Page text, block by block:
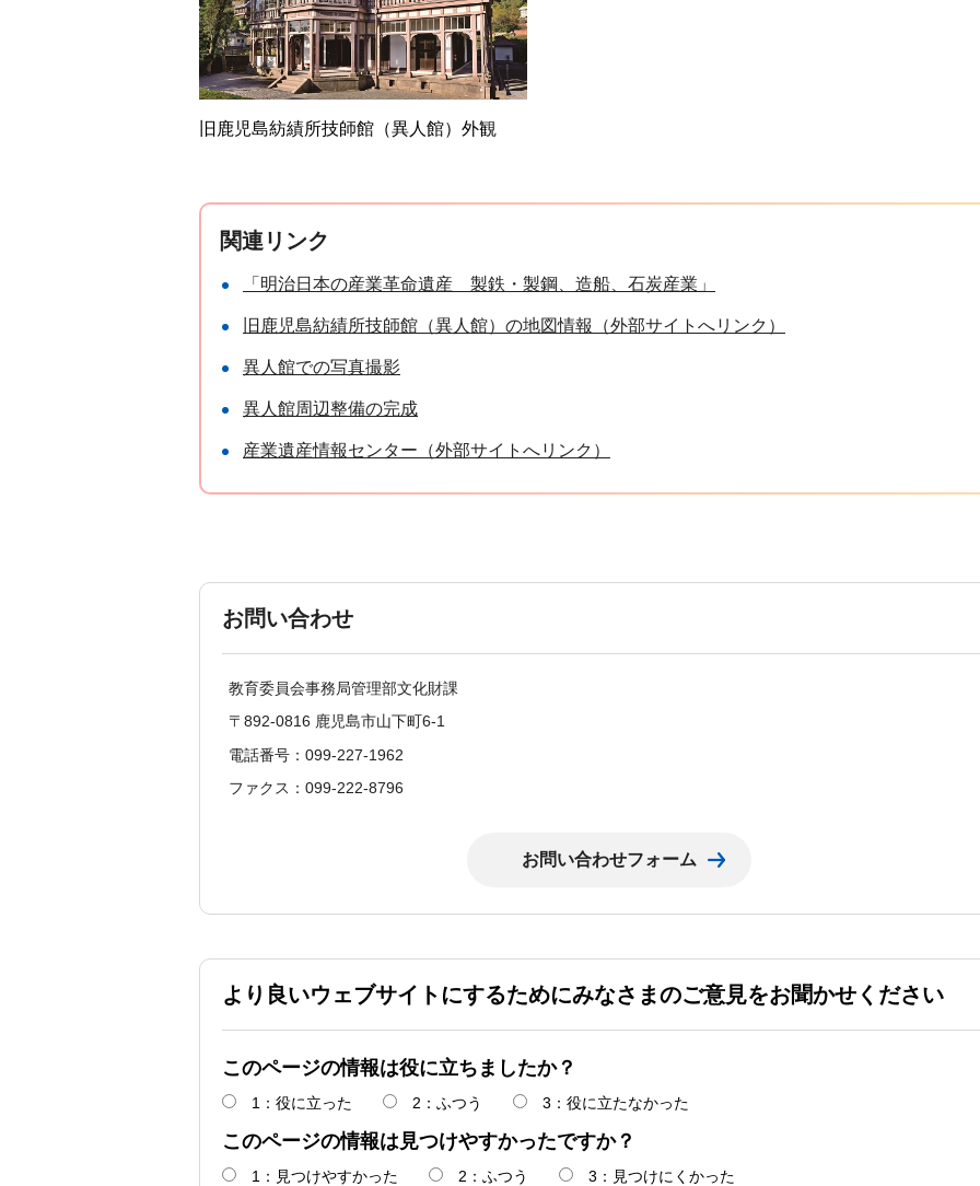
旧鹿児島紡績所技師館（異人館）外観
関連リンク
「明治日本の産業革命遺産 製鉄・製鋼、造船、石炭産業」
旧鹿児島紡績所技師館（異人館）の地図情報（外部サイトへリンク）
異人館での写真撮影
異人館周辺整備の完成
産業遺産情報センター（外部サイトへリンク）
お問い合わせ
教育委員会事務局管理部文化財課
〒892-0816 鹿児島市山下町6-1
電話番号：099-227-1962
ファクス：099-222-8796
より良いウェブサイトにするためにみなさまのご意見をお聞かせください
このページの情報は役に立ちましたか？
1：役に立った 2：ふつう 3：役に立たなかった
このページの情報は見つけやすかったですか？
1：見つけやすかった 2：ふつう 3：見つけにくかった